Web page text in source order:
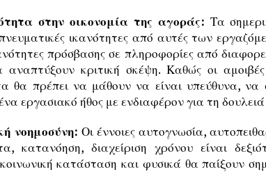
στην οικονομία της αγοράς:Τα
πνευματικές ικανότητες από αυτές των
πρόσβασης σε πληροφορίες από
κριτική σκέψη. Καθώς οι
θα πρέπει να μάθουν να είναι υπεύθυνα, να
εργασιακό ήθος με ενδιαφέρον για τη δουλειά
νοημοσύνη: Οι έννοιες αυτογνωσία,
κατανόηση, διαχείριση χρόνου είναι
κοινωνική κατάσταση και φυσικά θα παίξουν